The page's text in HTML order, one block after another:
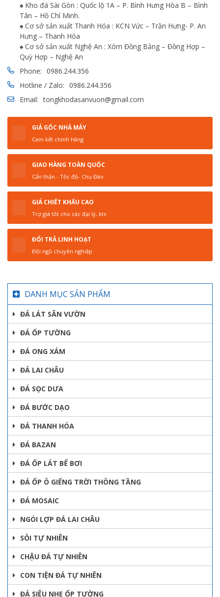
♠ Kho đá Sài Gòn : Quốc lộ 1A – P. Bình Hưng Hòa B – Bình
Tân – Hồ Chí Minh.
♠ Cơ sở sản xuất Thanh Hóa : KCN Vức – Trần Hưng- P. An
Hưng – Thanh Hóa
♠ Cơ sở sản xuất Nghệ An : Xóm Đồng Bảng – Đồng Hợp –
Quỳ Hợp – Nghệ An
Phone: 0986.244.356
Hotline / Zalo: 0986.244.356
Email: tongkhodasanvuon@gmail.com
GIÁ GỐC NHÀ MÁY
Cam kết chính hãng
GIAO HÀNG TOÀN QUỐC
Cẩn thận - Tốc độ- Chu Đáo
GIÁ CHIẾT KHẤU CAO
Trợ giá tốt cho các đại lý, kts
ĐỔI TRẢ LINH HOẠT
Đội ngũ chuyên nghiệp
DANH MỤC SẢN PHẨM
ĐÁ LÁT SÂN VƯỜN
ĐÁ ỐP TƯỜNG
ĐÁ ONG XÁM
ĐÁ LAI CHÂU
ĐÁ SỌC DƯA
ĐÁ BƯỚC DẠO
ĐÁ THANH HÓA
ĐÁ BAZAN
ĐÁ ỐP LÁT BỂ BƠI
ĐÁ ỐP Ô GIẾNG TRỜI THÔNG TẦNG
ĐÁ MOSAIC
NGÓI LỢP ĐÁ LAI CHÂU
SỎI TỰ NHIÊN
CHẬU ĐÁ TỰ NHIÊN
CON TIỆN ĐÁ TỰ NHIÊN
ĐÁ SIÊU NHẸ ỐP TƯỜNG